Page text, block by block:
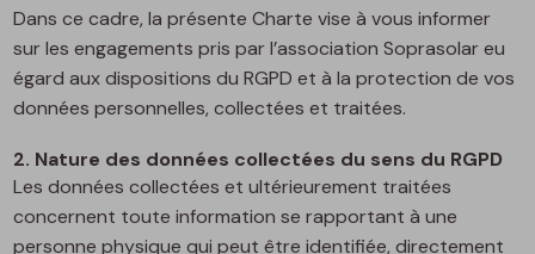
Dans ce cadre, la présente Charte vise à vous informer
sur les engagements pris par l’association Soprasolar eu
égard aux dispositions du RGPD et à la protection de vos
données personnelles, collectées et traitées.
2. Nature des données collectées du sens du RGPD
Les données collectées et ultérieurement traitées
concernent toute information se rapportant à une
personne physique qui peut être identifiée, directement